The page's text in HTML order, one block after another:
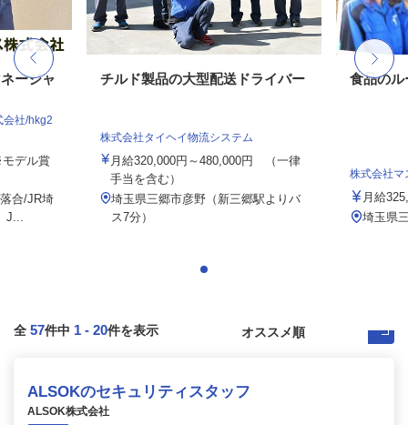
ージャ
社/hkg2
デル賞
合/JR埼
チルド製品の大型配送ドライバー
株式会社タイヘイ物流システム
月給320,000円～480,000円 （一律
手当を含む）
埼玉県三郷市彦野（新三郷駅よりバ
ス7分）
食品のル
株式会社マ
月給
埼玉県
全 57件中 1 - 20件を表示
ALSOKのセキュリティスタッフ
ALSOK株式会社